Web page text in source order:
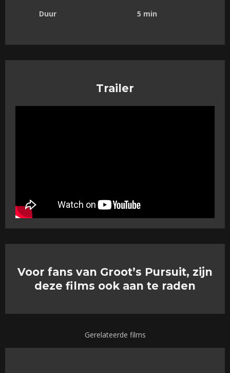
Duur 5 min
Trailer
Voor fans van Groot’s Pursuit, zijn
deze films ook aan te raden
Gerelateerde films